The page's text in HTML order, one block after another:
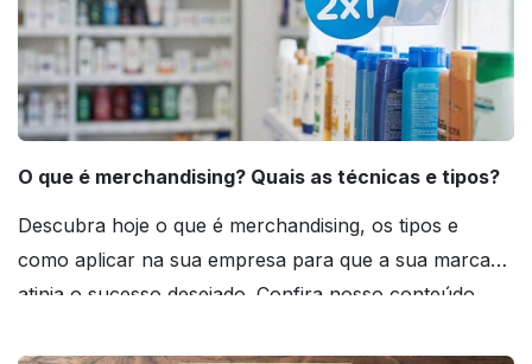
O que é merchandising? Quais as técnicas e tipos?
Descubra hoje o que é merchandising, os tipos e
como aplicar na sua empresa para que a sua marca
atinja o sucesso desejado. Confira nosso conteúdo